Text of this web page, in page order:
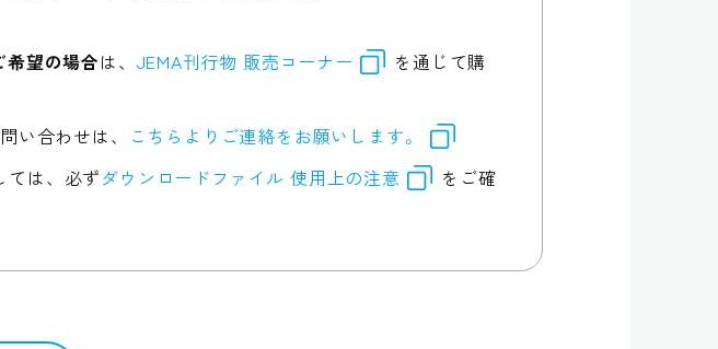
望の場合は、 JEMA刊行物 販売コーナー
を通じて購
い合わせは、
こちらよりご連絡をお願いします。
ては、必ずダウンロードファイル 使用上の注意
をご確